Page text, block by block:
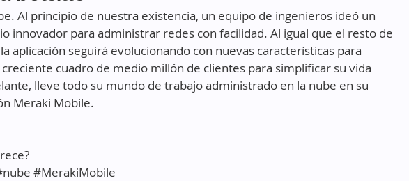
Al principio de nuestra existencia, un equipo de ingenieros ideó un
innovador para administrar redes con facilidad. Al igual que el resto de
aplicación seguirá evolucionando con nuevas características para
cuadro de medio millón de clientes para simplificar su vida
lleve todo su mundo de trabajo administrado en la nube en su
Meraki Mobile.
#MerakiMobile